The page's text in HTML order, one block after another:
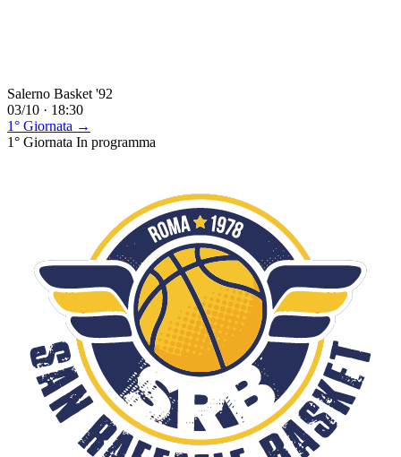
Salerno Basket '92
03/10 · 18:30
1° Giornata →
1° Giornata In programma